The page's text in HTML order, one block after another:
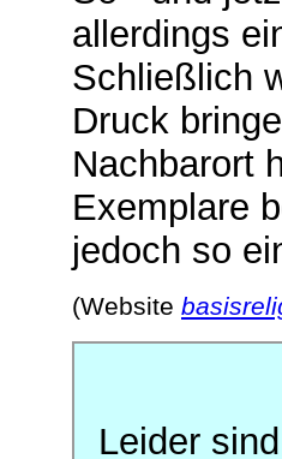
allerdings
Schließlich
Druck
Nachbarort
Exemplare
jedoch so
(Website